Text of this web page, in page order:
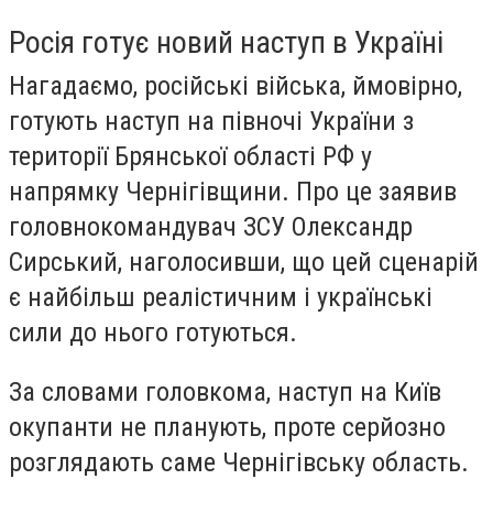
Росія готує новий наступ в Україні
Нагадаємо, російські війська, ймовірно,
готують наступ на півночі України з
території Брянської області РФ у
напрямку Чернігівщини. Про це заявив
головнокомандувач ЗСУ Олександр
Сирський, наголосивши, що цей сценарій
є найбільш реалістичним і українські
сили до нього готуються.
За словами головкома, наступ на Київ
окупанти не планують, проте серйозно
розглядають саме Чернігівську область.